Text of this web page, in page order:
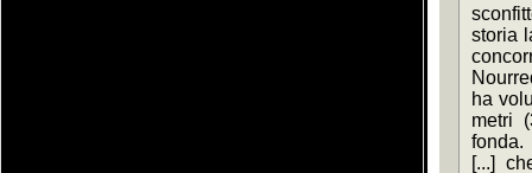
storia
ha
metri
[...]